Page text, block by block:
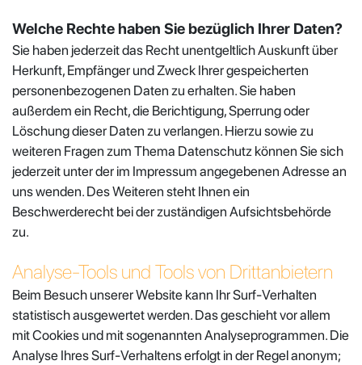
Welche Rechte haben Sie bezüglich Ihrer Daten?
Sie haben jederzeit das Recht unentgeltlich Auskunft über
Herkunft, Empfänger und Zweck Ihrer gespeicherten
personenbezogenen Daten zu erhalten. Sie haben
außerdem ein Recht, die Berichtigung, Sperrung oder
Löschung dieser Daten zu verlangen. Hierzu sowie zu
weiteren Fragen zum Thema Datenschutz können Sie sich
jederzeit unter der im Impressum angegebenen Adresse an
uns wenden. Des Weiteren steht Ihnen ein
Beschwerderecht bei der zuständigen Aufsichtsbehörde
zu.
Analyse-Tools und Tools von Drittanbietern
Beim Besuch unserer Website kann Ihr Surf-Verhalten
statistisch ausgewertet werden. Das geschieht vor allem
mit Cookies und mit sogenannten Analyseprogrammen. Die
Analyse Ihres Surf-Verhaltens erfolgt in der Regel anonym;